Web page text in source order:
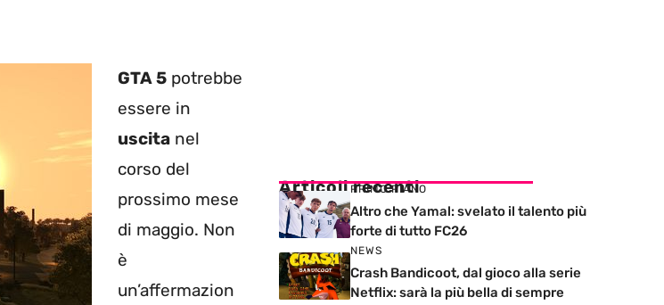
GTA 5potrebbe
essere in
uscitanel
corso del
prossimo mese
di maggio. Non
è
un’affermazion
Articoli recenti
PRIMO PIANO
Altro che Yamal: svelato il talento più
forte di tutto FC26
NEWS
Crash Bandicoot, dal gioco alla serie
Netflix: sarà la più bella di sempre